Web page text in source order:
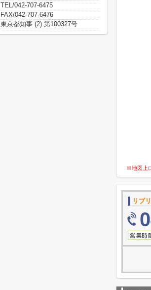
※地図上
リブ
TEL/042-707-6475
FAX/042-707-6476
東京都知事 (2) 第100327号